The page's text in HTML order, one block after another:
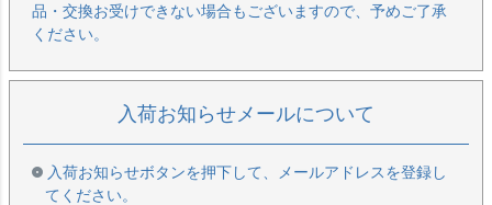
品・交換お受けできない場合もございますので、予めご了承
ください。
入荷お知らせメールについて
入荷お知らせボタンを押下して、メールアドレスを登録し
てください。